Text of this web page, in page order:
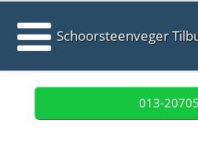
Schoorsteenveger
013-